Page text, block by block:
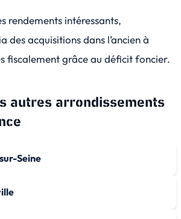
rendements intéressants,
des acquisitions dans l’ancien à
fiscalement grâce au déficit foncier.
autres arrondissements
Seine